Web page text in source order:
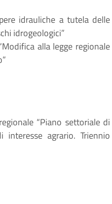
idrauliche a tutela delle
idrogeologici”
alla legge regionale
“Piano settoriale di
agrario. Triennio